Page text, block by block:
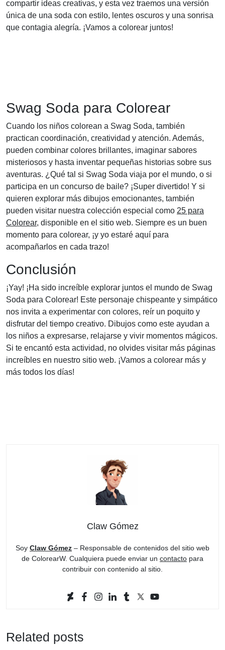
compartir ideas creativas, y esta vez traemos una versión
única de una soda con estilo, lentes oscuros y una sonrisa
que contagia alegría. ¡Vamos a colorear juntos!
Swag Soda para Colorear
Cuando los niños colorean a Swag Soda, también
practican coordinación, creatividad y atención. Además,
pueden combinar colores brillantes, imaginar sabores
misteriosos y hasta inventar pequeñas historias sobre sus
aventuras. ¿Qué tal si Swag Soda viaja por el mundo, o si
participa en un concurso de baile? ¡Super divertido! Y si
quieren explorar más dibujos emocionantes, también
pueden visitar nuestra colección especial como 25 para
Colorear, disponible en el sitio web. Siempre es un buen
momento para colorear, ¡y yo estaré aquí para
acompañarlos en cada trazo!
Conclusión
¡Yay! ¡Ha sido increíble explorar juntos el mundo de Swag
Soda para Colorear! Este personaje chispeante y simpático
nos invita a experimentar con colores, reír un poquito y
disfrutar del tiempo creativo. Dibujos como este ayudan a
los niños a expresarse, relajarse y vivir momentos mágicos.
Si te encantó esta actividad, no olvides visitar más páginas
increíbles en nuestro sitio web. ¡Vamos a colorear más y
más todos los días!
Claw Gómez
Soy Claw Gómez – Responsable de contenidos del sitio web
de ColorearW. Cualquiera puede enviar un contacto para
contribuir con contenido al sitio.
Related posts